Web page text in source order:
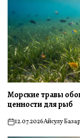
Морские травы
ценности для рыб
on12.07.2026Айсулу